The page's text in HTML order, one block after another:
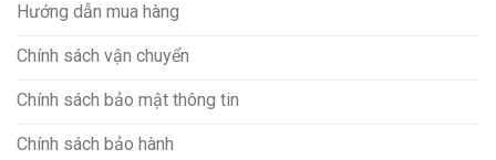
Hướng dẫn mua hàng
Chính sách vận chuyển
Chính sách bảo mật thông tin
Chính sách bảo hành